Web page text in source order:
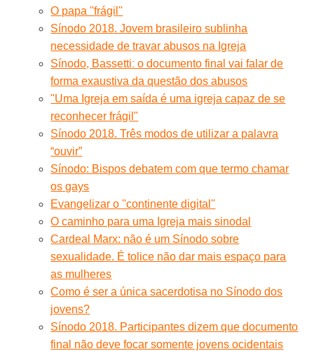
O papa ''frágil''
Sínodo 2018. Jovem brasileiro sublinha
necessidade de travar abusos na Igreja
Sínodo, Bassettiː o documento final vai falar de
forma exaustiva da questão dos abusos
"Uma Igreja em saída é uma igreja capaz de se
reconhecer frágil"
Sínodo 2018. Três modos de utilizar a palavra
“ouvir”
Sínodo: Bispos debatem com que termo chamar
os gays
Evangelizar o ''continente digital''
O caminho para uma Igreja mais sinodal
Cardeal Marx: não é um Sínodo sobre
sexualidade. É tolice não dar mais espaço para
as mulheres
Como é ser a única sacerdotisa no Sínodo dos
jovens?
Sínodo 2018. Participantes dizem que documento
final não deve focar somente jovens ocidentais